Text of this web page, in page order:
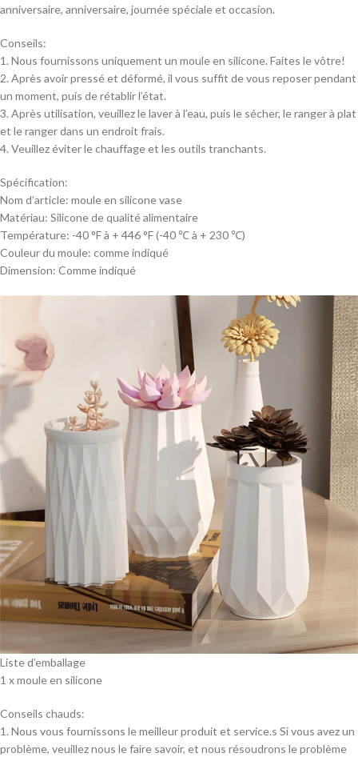
anniversaire, anniversaire, journée spéciale et occasion.
Conseils:
1. Nous fournissons uniquement un moule en silicone. Faites le vôtre!
2. Après avoir pressé et déformé, il vous suffit de vous reposer pendant
un moment, puis de rétablir l’état.
3. Après utilisation, veuillez le laver à l’eau, puis le sécher, le ranger à plat
et le ranger dans un endroit frais.
4. Veuillez éviter le chauffage et les outils tranchants.
Spécification:
Nom d’article: moule en silicone vase
Matériau: Silicone de qualité alimentaire
Température: -40 °F à + 446 °F (-40 ℃ à + 230 ℃)
Couleur du moule: comme indiqué
Dimension: Comme indiqué
Liste d’emballage
1 x moule en silicone
Conseils chauds:
1. Nous vous fournissons le meilleur produit et service.s Si vous avez un
problème, veuillez nous le faire savoir, et nous résoudrons le problème